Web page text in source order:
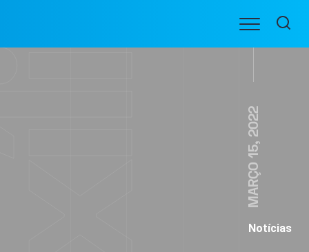
BENEFICIARIOS
Menu
MARÇO 15, 2022
Notícias